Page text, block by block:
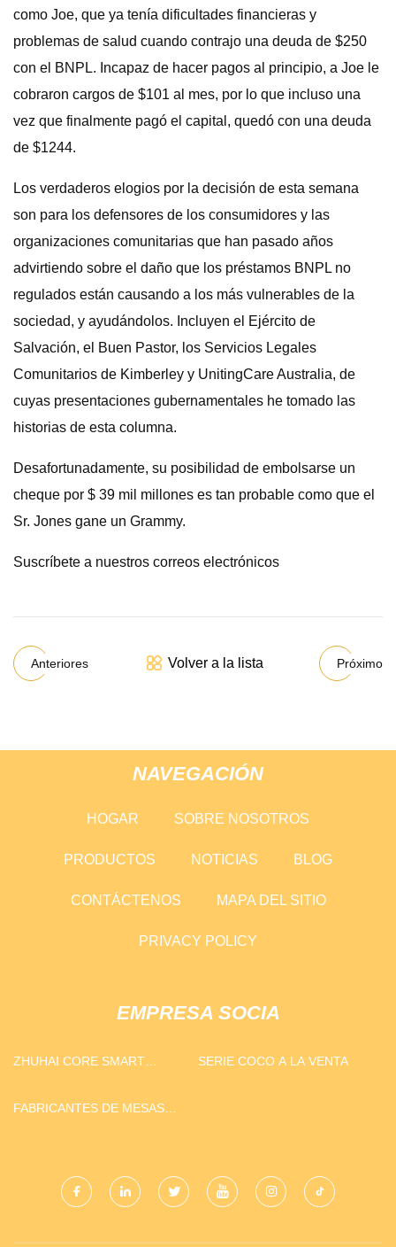
como Joe, que ya tenía dificultades financieras y
problemas de salud cuando contrajo una deuda de $250
con el BNPL. Incapaz de hacer pagos al principio, a Joe le
cobraron cargos de $101 al mes, por lo que incluso una
vez que finalmente pagó el capital, quedó con una deuda
de $1244.
Los verdaderos elogios por la decisión de esta semana
son para los defensores de los consumidores y las
organizaciones comunitarias que han pasado años
advirtiendo sobre el daño que los préstamos BNPL no
regulados están causando a los más vulnerables de la
sociedad, y ayudándolos. Incluyen el Ejército de
Salvación, el Buen Pastor, los Servicios Legales
Comunitarios de Kimberley y UnitingCare Australia, de
cuyas presentaciones gubernamentales he tomado las
historias de esta columna.
Desafortunadamente, su posibilidad de embolsarse un
cheque por $ 39 mil millones es tan probable como que el
Sr. Jones gane un Grammy.
Suscríbete a nuestros correos electrónicos
Anteriores Volver a la lista Próximo
NAVEGACIÓN
HOGAR SOBRE NOSOTROS
PRODUCTOS NOTICIAS BLOG
CONTÁCTENOS MAPA DEL SITIO
PRIVACY POLICY
EMPRESA SOCIA
ZHUHAI CORE SMART
SERIE COCO A LA VENTA
FABRICANTES DE MESAS